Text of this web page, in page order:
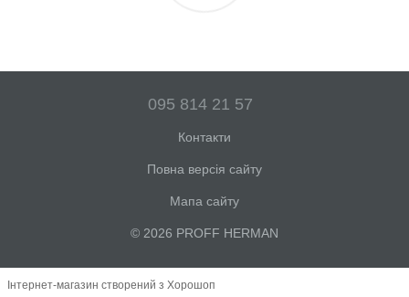
095 814 21 57
Контакти
Повна версія сайту
Мапа сайту
© 2026 PROFF HERMAN
Інтернет-магазин створений з Хорошоп